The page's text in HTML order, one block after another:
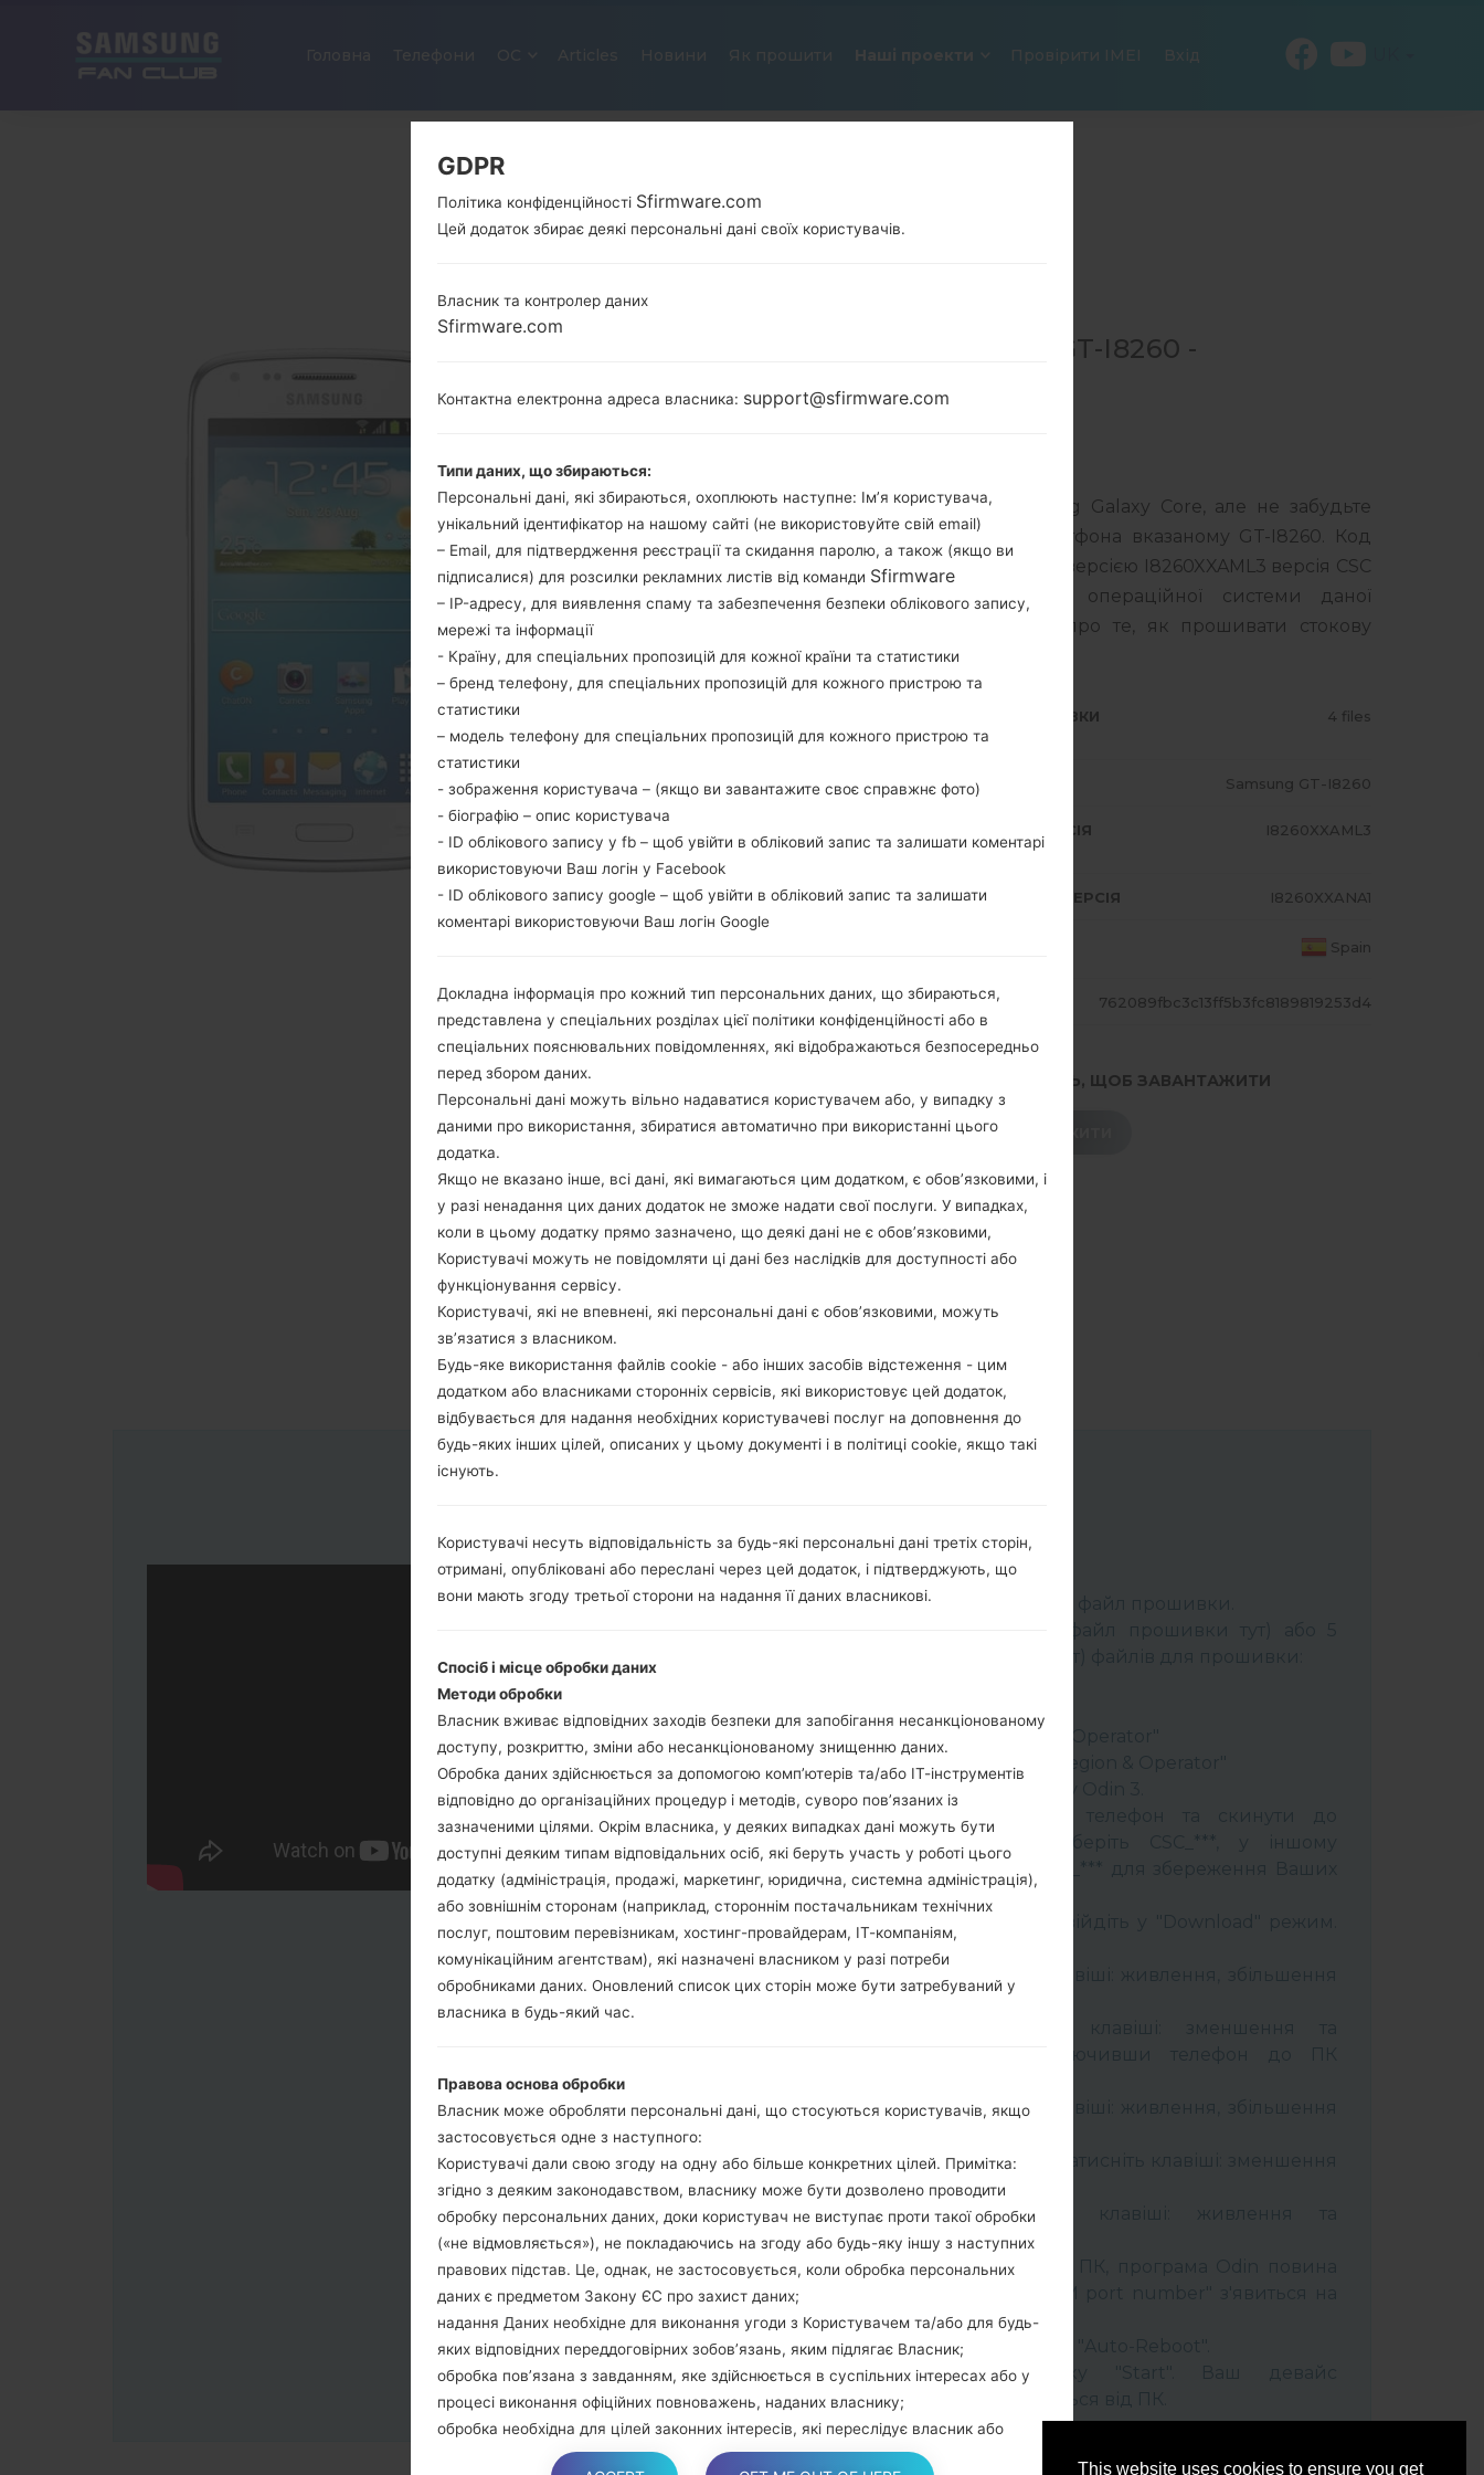
This website uses cookies to ensure you get
Новини Як прошити Наші проекти Провірити IMEI Вхід
ОФІЦІЙНА ПРОШИВКА #22535 ДЛЯ GT-I8260 -
SAMSUNGGALAXY CORE
I8260_XEC_1_20140809123350_1u0rtz0acb_fac.zip
Завантажте останнє оновлення прошивки для Samsung Galaxy Core, але не забудьте
перевірити, чи відповідає номер моделі вашого смартфона вказаному GT-I8260. Код
прошивки XEC для SPAIN. Продукт поставляється з PDA версією I8260XXAML3 версія CSC
I8260XECANA1, MODEM версия I8260XXANA1. Версія операційної системи даної
прошивки Android Jelly Bean 4.1.2. Повна інструкція про те, як прошивати стокову
прошивку на пристроях Samsung тут
350_1u0rtz0acb_fac
ТИП ПРОШИВКИ 4 files
РОЗМІР ФАЙЛУ 758.12 MiB МОДЕЛЬ Samsung GT-I8260
ОПЕРАЦІЙНА
СИСТЕМА
PDA/AP ВЕРСІЯ I8260XXAML3
CSC ВЕРСІЯ I8260XECANA1 MODEM/CP ВЕРСІЯ I8260XXANA1
Spain
ОПИС Movistar ХЕШ 762089fbc3c13ff5b3fc8189819253d4
1.ПЕРЕВІРТИ НАЯВНІСТЬ RECAPTCHA 2.НАТИСНІТЬ, ЩОБ ЗАВАНТАЖИТИ
ЗАВАНТАЖИТИ
Завантажте на свій ПК:Odin 3
Далі завантажте та розпакуйте файл прошивки.
CP: "Modem & Radio"
HOME_CSC_***: "Country & Region & Operator"
Додайте усі файли у програму Odin 3.
Якщо ви хочете прошити телефон та скинути до
заводських налаштувань оберіть CSC_***, у іншому
випадку виберіть HOME_CSC_*** для збереження Ваших
Тепер вимкніть пристрій і увійдіть у "Download" режим.
Усі методи як це зробити:
Натисніть та утримуйти клавіші: живлення, збільшення
Натисніть та утримуйти клавіші: живлення, збільшення
Підключіть USB кабель та натисніть клавіші: зменшення
звуку та Bixbi.
Натисніть та утримуйти клавіші: живлення та
збільшення гучності.
Далі підключить телефон до ПК, програма Odin повина
виявити Ваш девайс та "COM port number" з'явиться на
екрані.
Вказуйте лише "F.Reset" час та "Auto-Reboot".
В кінці натисніть кнопку "Start". Ваш девайс
перезагрузиться та відєднається від ПК.
GDPR
Політика конфіденційності Sfirmware.com
Цей додаток збирає деякі персональні дані своїх користувачів.
Власник та контролер даних
Sfirmware.com
Контактна електронна адреса власника: support@sfirmware.com
Типи даних, що збираються:
Персональні дані, які збираються, охоплюють наступне: Ім’я користувача,
унікальний ідентифікатор на нашому сайті (не використовуйте свій email)
– Email, для підтвердження реєстрації та скидання паролю, а також (якщо ви
підписалися) для розсилки рекламних листів від команди Sfirmware
– IP-адресу, для виявлення спаму та забезпечення безпеки облікового запису,
мережі та інформації
- Країну, для спеціальних пропозицій для кожної країни та статистики
– бренд телефону, для спеціальних пропозицій для кожного пристрою та
статистики
– модель телефону для спеціальних пропозицій для кожного пристрою та
статистики
- зображення користувача – (якщо ви завантажите своє справжнє фото)
- біографію – опис користувача
- ID облікового запису у fb – щоб увійти в обліковий запис та залишати коментарі
використовуючи Ваш логін у Facebook
- ID облікового запису google – щоб увійти в обліковий запис та залишати
коментарі використовуючи Ваш логін Google
Докладна інформація про кожний тип персональних даних, що збираються,
представлена у спеціальних розділах цієї політики конфіденційності або в
спеціальних пояснювальних повідомленнях, які відображаються безпосередньо
перед збором даних.
Персональні дані можуть вільно надаватися користувачем або, у випадку з
даними про використання, збиратися автоматично при використанні цього
додатка.
Якщо не вказано інше, всі дані, які вимагаються цим додатком, є обов’язковими, і
у разі ненадання цих даних додаток не зможе надати свої послуги. У випадках,
коли в цьому додатку прямо зазначено, що деякі дані не є обов’язковими,
Користувачі можуть не повідомляти ці дані без наслідків для доступності або
функціонування сервісу.
Користувачі, які не впевнені, які персональні дані є обов’язковими, можуть
зв’язатися з власником.
Будь-яке використання файлів cookie - або інших засобів відстеження - цим
додатком або власниками сторонніх сервісів, які використовує цей додаток,
відбувається для надання необхідних користувачеві послуг на доповнення до
будь-яких інших цілей, описаних у цьому документі і в політиці cookie, якщо такі
існують.
Користувачі несуть відповідальність за будь-які персональні дані третіх сторін,
отримані, опубліковані або переслані через цей додаток, і підтверджують, що
вони мають згоду третьої сторони на надання її даних власникові.
Спосіб і місце обробки даних
Методи обробки
Власник вживає відповідних заходів безпеки для запобігання несанкціонованому
доступу, розкриттю, зміни або несанкціонованому знищенню даних.
Обробка даних здійснюється за допомогою комп’ютерів та/або ІТ-інструментів
відповідно до організаційних процедур і методів, суворо пов’язаних із
зазначеними цілями. Окрім власника, у деяких випадках дані можуть бути
доступні деяким типам відповідальних осіб, які беруть участь у роботі цього
додатку (адміністрація, продажі, маркетинг, юридична, системна адміністрація),
або зовнішнім сторонам (наприклад, стороннім постачальникам технічних
послуг, поштовим перевізникам, хостинг-провайдерам, ІТ-компаніям,
комунікаційним агентствам), які назначені власником у разі потреби
обробниками даних. Оновлений список цих сторін може бути затребуваний у
власника в будь-який час.
Правова основа обробки
Власник може обробляти персональні дані, що стосуються користувачів, якщо
застосовується одне з наступного:
Користувачі дали свою згоду на одну або більше конкретних цілей. Примітка:
згідно з деяким законодавством, власнику може бути дозволено проводити
обробку персональних даних, доки користувач не виступає проти такої обробки
(«не відмовляється»), не покладаючись на згоду або будь-яку іншу з наступних
правових підстав. Це, однак, не застосовується, коли обробка персональних
даних є предметом Закону ЄС про захист даних;
надання Даних необхідне для виконання угоди з Користувачем та/або для будь-
яких відповідних переддоговірних зобов’язань, яким підлягає Власник;
обробка пов’язана з завданням, яке здійснюється в суспільних інтересах або у
процесі виконання офіційних повноважень, наданих власнику;
обробка необхідна для цілей законних інтересів, які переслідує власник або